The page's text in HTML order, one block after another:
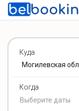
Куда
Когда